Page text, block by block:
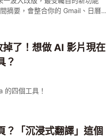
摘要，會整合你的 Gmail、日曆
了！想做 AI 影片現在
？
的四個工具！
？「沉浸式翻譯」這個